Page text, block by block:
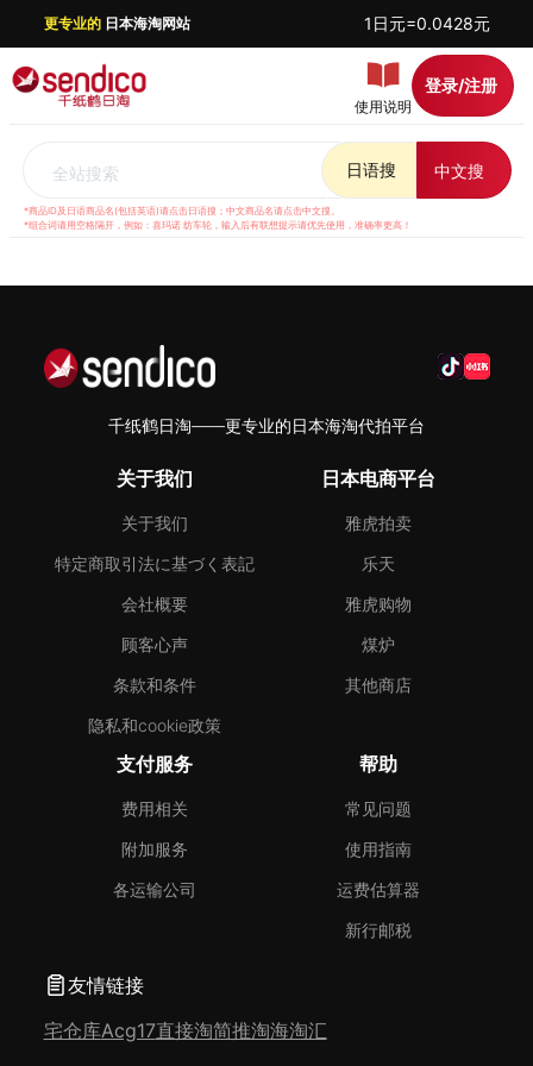
更专业的日本海淘网站 1日元=0.0428元
使用说明
登录/注册
全站搜索 日语搜 中文搜
*商品ID及日语商品名(包括英语)请点击日语搜；中文商品名请点击中文搜。
*组合词请用空格隔开，例如：喜玛诺 纺车轮，输入后有联想提示请优先使用，准确率更高！
千纸鹤日淘——更专业的日本海淘代拍平台
关于我们
关于我们
特定商取引法に基づく表記
会社概要
顾客心声
条款和条件
隐私和cookie政策
日本电商平台
雅虎拍卖
乐天
雅虎购物
煤炉
其他商店
支付服务
费用相关
附加服务
各运输公司
帮助
常见问题
使用指南
运费估算器
新行邮税
友情链接
宅仓库Acg17直接淘简推淘海淘汇